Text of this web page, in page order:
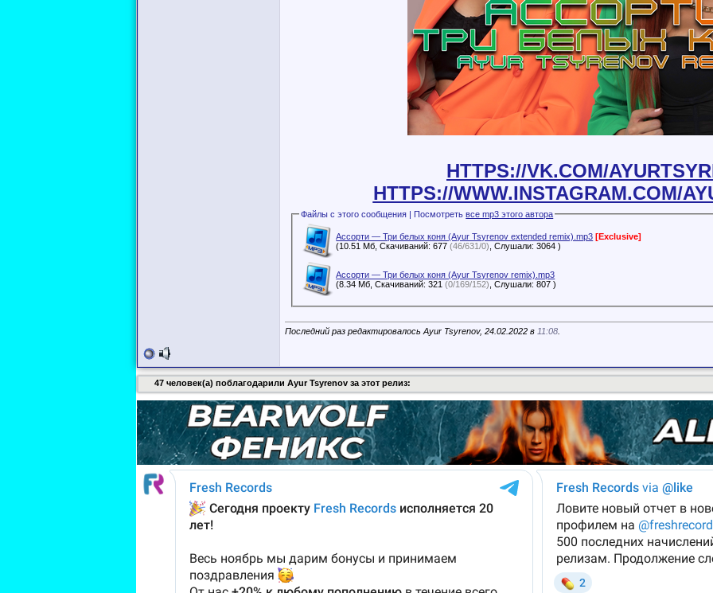
HTTPS://VK.COM/
HTTPS://WWW.INSTAGRAM.COM/
Файлы с этого сообщения | Посмотретьвсе mp3 этого автора
Ассорти — Три белых коня (Ayur Tsyrenov extended remix).mp3 [Exclusive]
(10.51 Мб, Скачиваний: 677(46/631/0) , Слушали: 3064 )
Ассорти — Три белых коня (Ayur Tsyrenov remix).mp3
(8.34 Мб, Скачиваний: 321(0/169/152) , Слушали: 807 )
Последний раз редактировалось Ayur Tsyrenov, 24.02.2022 в 11:08
47 человек(а) поблагодарили Ayur Tsyrenov за этот релиз: